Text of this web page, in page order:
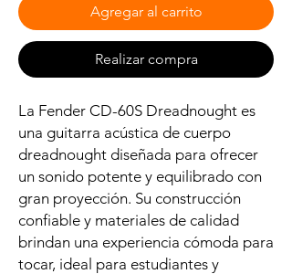
Agregar al carrito
Realizar compra
La Fender CD-60S Dreadnought es
una guitarra acústica de cuerpo
dreadnought diseñada para ofrecer
un sonido potente y equilibrado con
gran proyección. Su construcción
confiable y materiales de calidad
brindan una experiencia cómoda para
tocar, ideal para estudiantes y